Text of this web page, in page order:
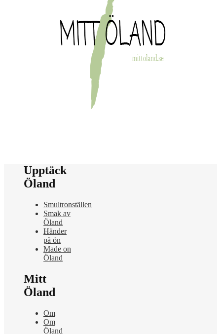
Upptäck
Öland
Smultronställen
Smak av
Öland
Händer
på ön
Made on
Öland
Mitt
Öland
Om
Om
Öland